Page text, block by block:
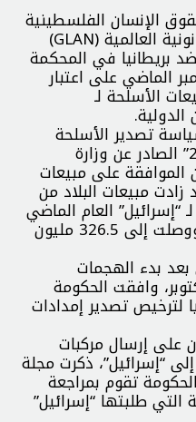
الإنسان الفلسطينية
“الحق”، وشبكة الإجراءات القانونية العالمية (GLAN)
بريطانيا في المحكمة
في 13 ديسمبر الماضي على اعتبار
الأسلحة لـ
الدولية.
تصدير الأسلحة
للحكومة الفيدرالية لعام 2023” الصادر عن وزارة
الموافقة على مبيعات
مبيعات البلاد من
“إسرائيل” العام الماضي
10 مرات مقارنة بعام 2022، ووصلت إلى 326.5 مليون
بعد بدء الهجمات
على غزة في 7 أكتوبر، وافقت الحكومة
طلبا إضافيا لترخيص تصدير إمدادات
على إرسال مركبات
“إسرائيل”، ذكرت مجلة
17 يناير أن الحكومة تقوم بمراجعة
طلبتها “إسرائيل”